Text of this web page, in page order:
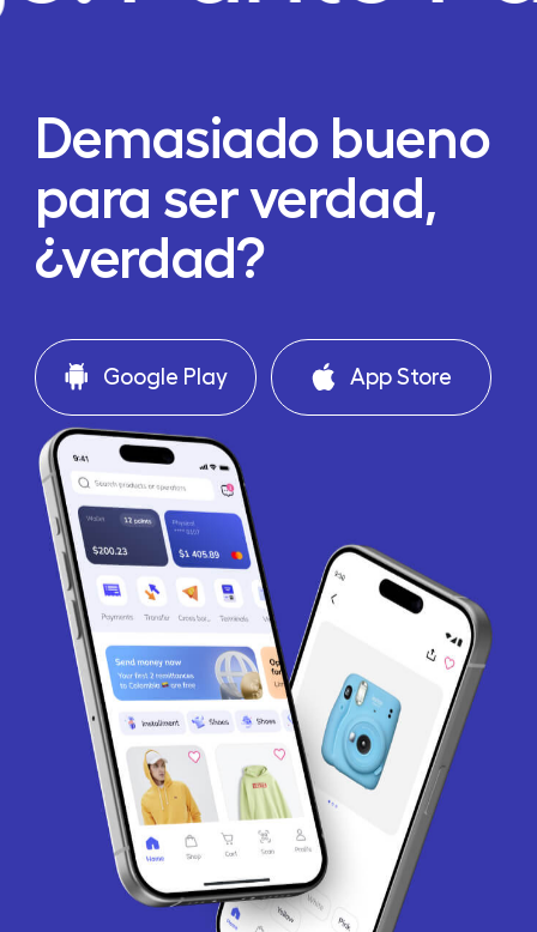
Demasiado bueno
para ser verdad,
¿verdad?
Google Play App Store